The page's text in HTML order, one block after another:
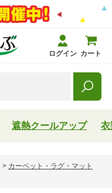
ログイン カート
遮熱クールアップ 衣
> カーペット・ラグ・マット